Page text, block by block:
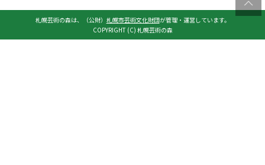
札幌芸術の森は、（公財） 札幌市芸術文化財団が管理・運営しています。
COPYRIGHT (C) 札幌芸術の森